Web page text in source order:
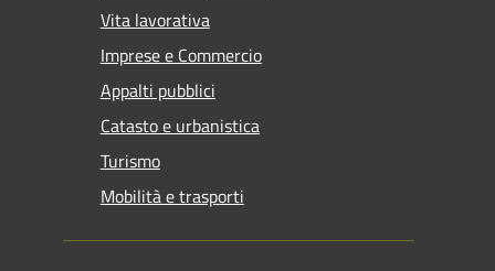
Vita lavorativa
Imprese e Commercio
Appalti pubblici
Catasto e urbanistica
Turismo
Mobilità e trasporti